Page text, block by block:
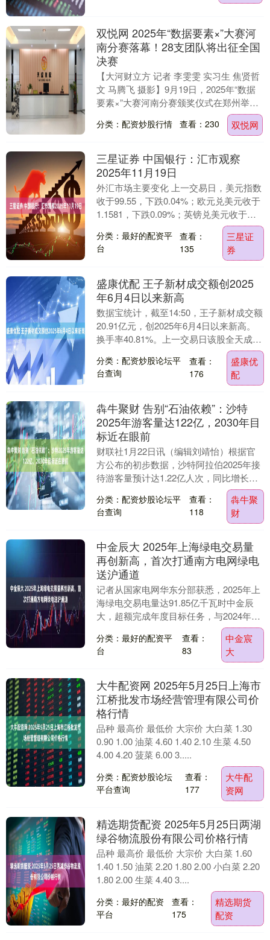
双悦网 2025年“数据要素×”大赛河
南分赛落幕！28支团队将出征全国
决赛
【大河财立方 记者 李雯雯 实习生 焦贤哲
文 马腾飞 摄影】9月19日，2025年“数据
要素×”大赛河南分赛颁奖仪式在郑州举
行。历经4个月的激烈比拼，河南分赛....
分类：配资炒股行情 查看：230 双悦网
三星证券 中国银行：汇市观察
2025年11月19日
外汇市场主要变化 上一交易日，美元指数
收于99.55，下跌0.04%；欧元兑美元收于
1.1581，下跌0.09%；英镑兑美元收于
分类：最好的配资平
台
查看：
135
三星证
券
盛康优配 王子新材成交额创2025
年6月4日以来新高
数据宝统计，截至14:50，王子新材成交额
20.91亿元，创2025年6月4日以来新高。
换手率40.81%。上一交易日该股全天成交
分类：配资炒股论坛平
台查询
查看：
176
盛康优
配
犇牛聚财 告别“石油依赖”：沙特
2025年游客量达122亿，2030年目
标近在眼前
财联社1月22日讯（编辑刘靖怡）根据官
方公布的初步数据，沙特阿拉伯2025年接
待游客量预计达1.22亿人次，同比增长
5%。这标志着该国朝着实现“2030愿
景”所....
分类：配资炒股论坛平
台查询
查看：
118
犇牛聚
财
中金辰大 2025年上海绿电交易量
再创新高，首次打通南方电网绿电
送沪通道
记者从国家电网华东分部获悉，2025年上
海绿电交易电量达91.85亿千瓦时中金辰
大，超额完成年度目标任务，与2024年的
51.2亿千瓦时相比增长明显，增幅达到7....
分类：最好的配资平
台
查看：
83
中金宸
大
大牛配资网 2025年5月25日上海市
江桥批发市场经营管理有限公司价
格行情
品种 最高价 最低价 大宗价 大白菜 1.30
0.90 1.00 油菜 4.60 1.40 2.10 生菜 4.50
4.00 4.20 菠菜 6.00 3.....
分类：配资炒股论坛
平台查询
查看：
177
大牛配
资网
精选期货配资 2025年5月25日两湖
绿谷物流股份有限公司价格行情
品种 最高价 最低价 大宗价 大白菜 1.60
1.40 1.50 油菜 2.20 1.80 2.00 小白菜 2.20
1.80 2.00 生菜 4.40 3....
分类：最好的配资
平台
查看：
175
精选期货
配资